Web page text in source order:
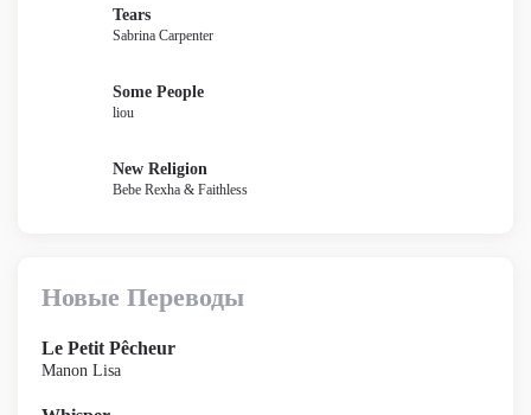
Tears
Sabrina Carpenter
Some People
liou
New Religion
Bebe Rexha & Faithless
Новые Переводы
Le Petit Pêcheur
Manon Lisa